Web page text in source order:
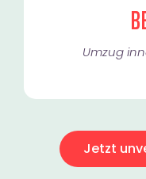
Umzug
Jetzt